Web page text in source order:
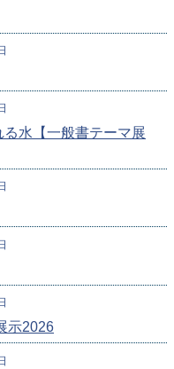
水【一般書テーマ展
示2026